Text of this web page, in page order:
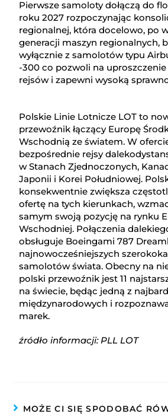
Pierwsze samoloty dołączą do
roku 2027 rozpoczynając
regionalnej, która docelowo, po
generacji maszyn regionalnych,
wyłącznie z samolotów typu
-300 co pozwoli na
rejsów i zapewni wysoką
Polskie Linie Lotnicze LOT to
przewoźnik łączący Europę
Wschodnią ze światem. W
bezpośrednie rejsy
w Stanach Zjednoczonych,
Japonii i Korei Południowej.
konsekwentnie zwiększa
ofertę na tych kierunkach,
samym swoją pozycję na rynku
Wschodniej. Połączenia
obsługuje Boeingami 787
najnowocześniejszych
samolotów świata. Obecny na
polski przewoźnik jest 11
na świecie, będąc jedną z
międzynarodowych i
marek.
źródło informacji: PLL LOT
MOŻE CI SIĘ SPODOBAĆ